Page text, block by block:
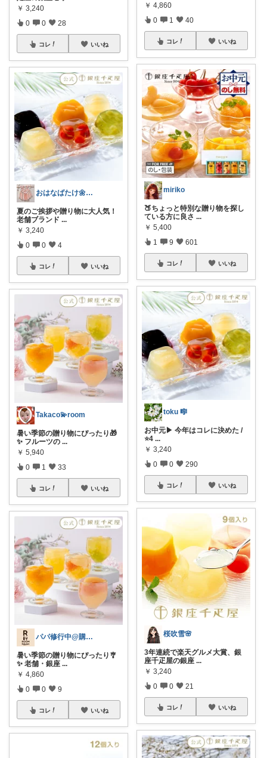
￥ 3,240
0 0 28
コレ いいね
おはなばたけ🌼低浮上で再開🙇‍♀️
​夏のご挨拶や贈り物に大人気！
老舗ブランド ...
￥ 3,240
0 0 4
コレ いいね
Takaco💫room
暑い季節の贈り物にぴったり🎁
✨ フルーツの ...
￥ 5,940
0 1 33
コレ いいね
パパ修行中@購入ありがとうございます！
暑い季節の贈り物にぴったり🎐
✨ 老舗・銀座 ...
￥ 4,860
0 0 9
コレ いいね
￥ 4,860
0 1 40
コレ いいね
miriko
🍑ちょっと特別な贈り物を探し
ている方に良さ ...
￥ 5,400
1 9 601
コレ いいね
toku 🎼
お中元▶︎ 今年はコレに決めた /
⭐️4 ...
￥ 3,240
0 0 290
コレ いいね
桜吹雪🌸
3年連続で楽天グルメ大賞、銀
座千疋屋の銀座 ...
￥ 3,240
0 0 21
コレ いいね